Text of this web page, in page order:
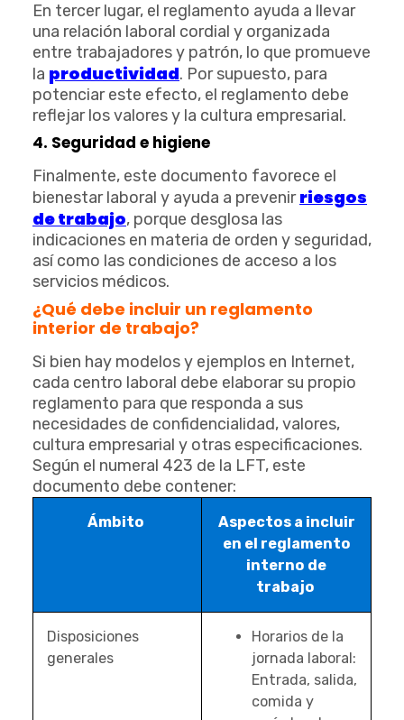
En tercer lugar, el reglamento ayuda a llevar
una relación laboral cordial y organizada
entre trabajadores y patrón, lo que promueve
la productividad. Por supuesto, para
potenciar este efecto, el reglamento debe
reflejar los valores y la cultura empresarial.
4. Seguridad e higiene
Finalmente, este documento favorece el
bienestar laboral y ayuda a prevenirriesgos
de trabajo, porque desglosa las
indicaciones en materia de orden y seguridad,
así como las condiciones de acceso a los
servicios médicos.
¿Qué debe incluir un reglamento
interior de trabajo?
Si bien hay modelos y ejemplos en Internet,
cada centro laboral debe elaborar su propio
reglamento para que responda a sus
necesidades de confidencialidad, valores,
cultura empresarial y otras especificaciones.
Según el numeral 423 de la LFT, este
documento debe contener:
Ámbito
Aspectos a incluir
en el reglamento
interno de
trabajo
Disposiciones
generales
Horarios de la
jornada laboral:
Entrada, salida,
comida y